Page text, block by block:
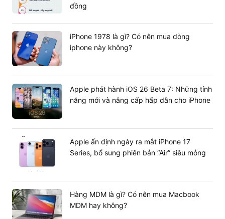
Ngoài ra, siêu phẩm này được trang bị màn hình với tỉ lệ
16:10, độ phân giải 2k (2560×1600), có tốc độ quét
165Hz, độ sáng 300 nits và có độ bao phủ màu cho dải
màu rộng, màu sắc phong phú, sống động và hình ảnh
chuyển động một cách mượt mà.
Vì sao nên mua Lenovo Legion 5 Pro
2023 | Core i7 - 13700HX vào thời điểm
này ?
Với nhu cầu của thị trường thì dòng laptop gaming
Lenovo Legion 5 Pro 2023
những sự lựa chọn tuyệt vời bởi thiết kế độc đáo, cá
tính cùng với hiệu năng và những thông số kỹ thuật ấn
tượng. Dòng gaming còn phù hợp cho các tân sinh viên
học các ngành IT, đồ họa, 3D…
đồng
iPhone 1978 là gì? Có nên mua dòng
iphone này không?
Apple phát hành iOS 26 Beta 7: Những tính
năng mới và nâng cấp hấp dẫn cho iPhone
Apple ấn định ngày ra mắt iPhone 17
Series, bổ sung phiên bản “Air” siêu mỏng
Hàng MDM là gì? Có nên mua Macbook
MDM hay không?